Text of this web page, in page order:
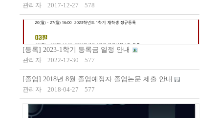
관리자
2017-12-27 578
[등록] 2023-1학기 등록금 일정 안내
관리자
2022-12-30 577
[졸업] 2018년 8월 졸업예정자 졸업논문 제출 안내
관리자
2018-04-27 577